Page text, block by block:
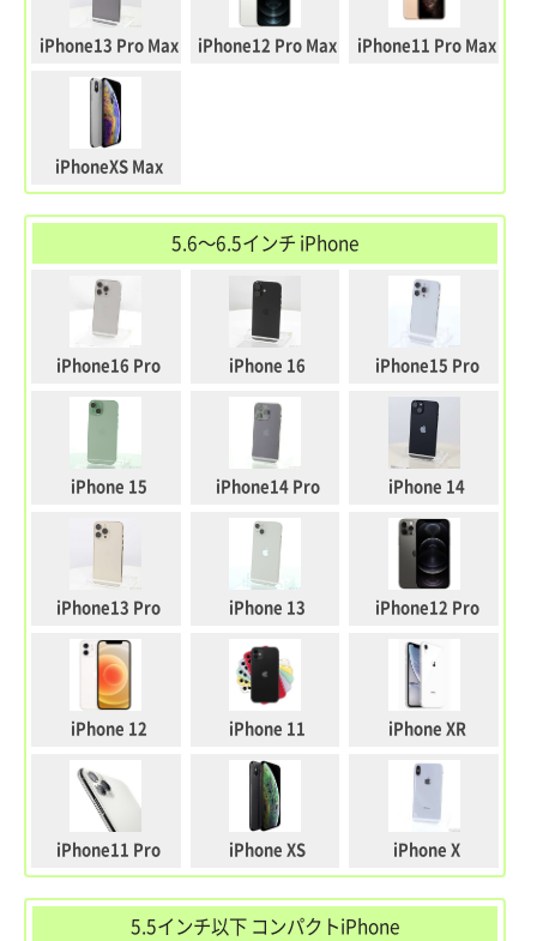
iPhone13 Pro Max iPhone12 Pro Max iPhone11 Pro Max
iPhoneXS Max
5.6～6.5インチ iPhone
iPhone16 Pro iPhone 16 iPhone15 Pro
iPhone 15 iPhone14 Pro iPhone 14
iPhone13 Pro iPhone 13 iPhone12 Pro
iPhone 12 iPhone 11 iPhone XR
iPhone11 Pro iPhone XS iPhone X
5.5インチ以下 コンパクトiPhone